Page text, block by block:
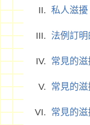
私人滋擾
法例訂
常見的
常見的
常見的